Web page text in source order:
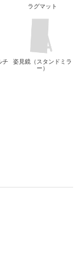
ラグマット
チ
姿見鏡（スタンドミラ
ー）